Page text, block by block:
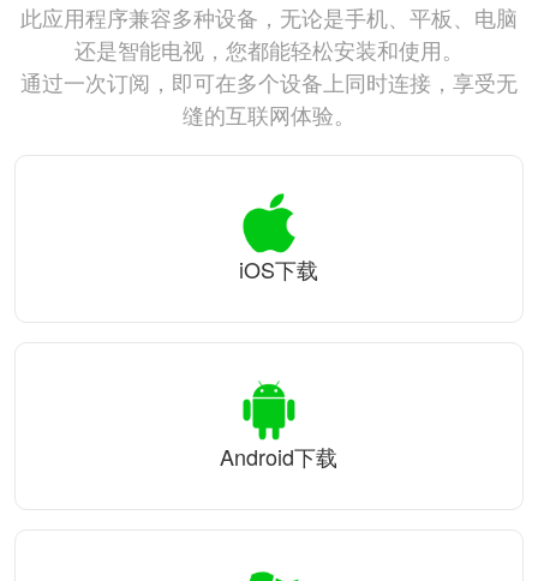
此应用程序兼容多种设备，无论是手机、平板、电脑
还是智能电视，您都能轻松安装和使用。
通过一次订阅，即可在多个设备上同时连接，享受无
缝的互联网体验。
iOS下载
Android下载